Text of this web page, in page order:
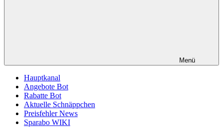
Menü
Hauptkanal
Angebote Bot
Rabatte Bot
Aktuelle Schnäppchen
Preisfehler News
Sparabo WIKI